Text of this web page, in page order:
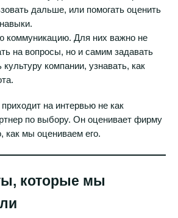
дальше, или помогать оценить
коммуникацию. Для них важно не
на вопросы, но и самим задавать
компании, узнавать, как
на интервью не как
по выбору. Он оценивает фирму
как мы оцениваем его.
которые мы